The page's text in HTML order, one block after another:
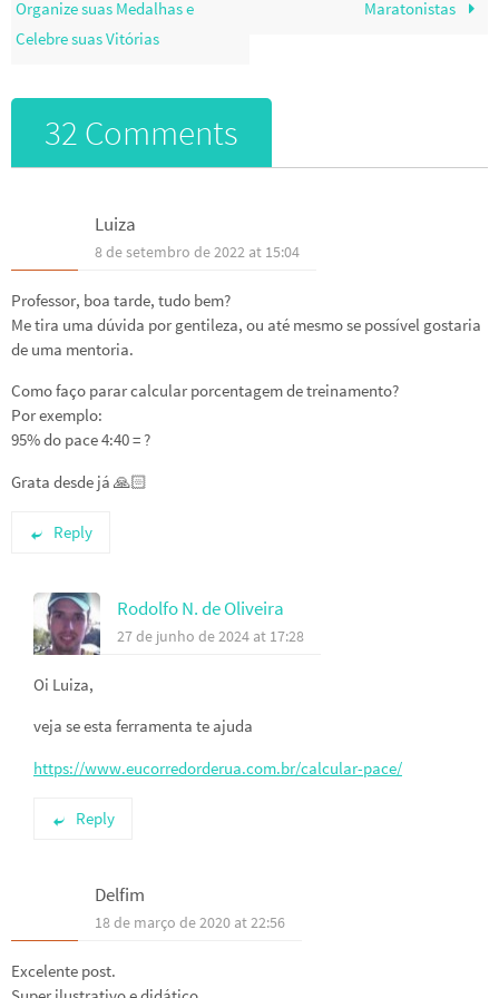
Organize suas Medalhas e
Celebre suas Vitórias
Maratonistas
32 Comments
Luiza
8 de setembro de 2022 at 15:04
Professor, boa tarde, tudo bem?
Me tira uma dúvida por gentileza, ou até mesmo se possível gostaria
de uma mentoria.
Como faço parar calcular porcentagem de treinamento?
Por exemplo:
95% do pace 4:40 = ?
Grata desde já 🙏🏻
Reply
Rodolfo N. de Oliveira
27 de junho de 2024 at 17:28
Oi Luiza,
veja se esta ferramenta te ajuda
https://www.eucorredorderua.com.br/calcular-pace/
Reply
Delfim
18 de março de 2020 at 22:56
Excelente post.